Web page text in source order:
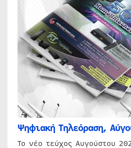
Ψηφιακή Τηλεόραση,
Το νέο τεύχος Αυγούστου